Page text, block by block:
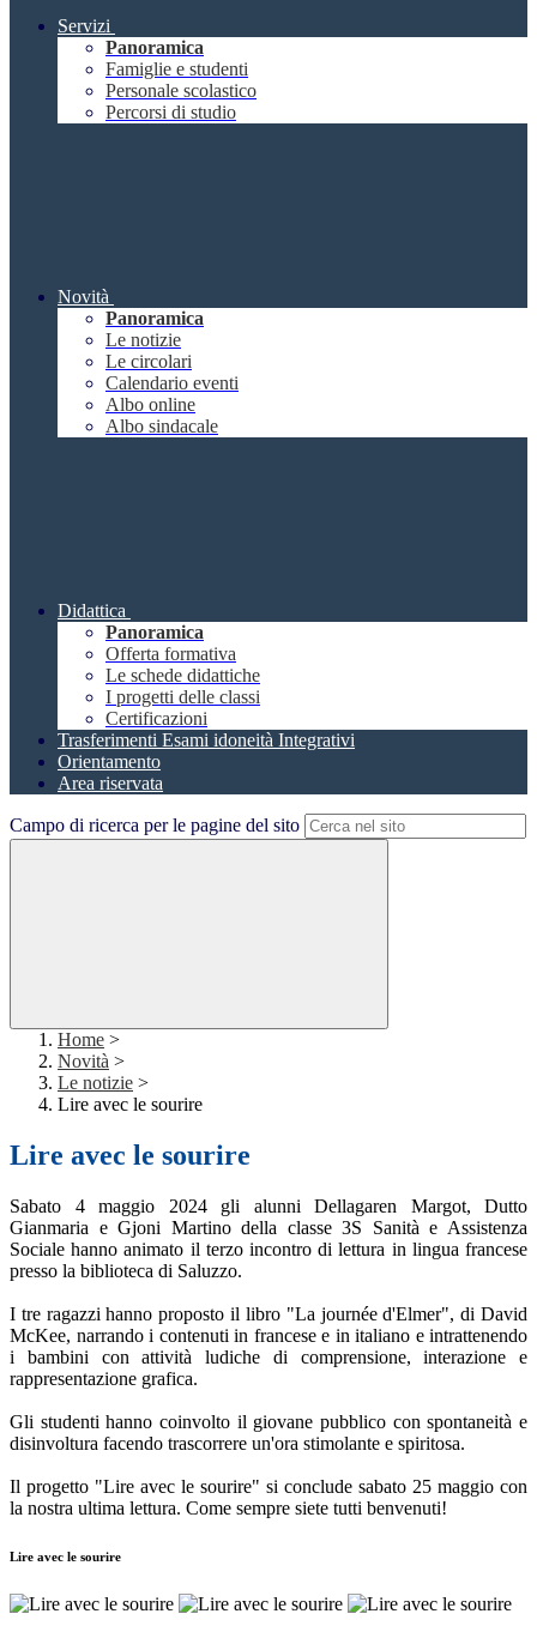
Servizi
Panoramica
Famiglie e studenti
Personale scolastico
Percorsi di studio
Novità
Panoramica
Le notizie
Le circolari
Calendario eventi
Albo online
Albo sindacale
Didattica
Panoramica
Offerta formativa
Le schede didattiche
I progetti delle classi
Certificazioni
Trasferimenti Esami idoneità Integrativi
Orientamento
Area riservata
Campo di ricerca per le pagine del sito
Home >
Novità >
Le notizie >
Lire avec le sourire
Lire avec le sourire
Sabato 4 maggio 2024 gli alunni Dellagaren Margot, Dutto
Gianmaria e Gjoni Martino della classe 3S Sanità e Assistenza
Sociale hanno animato il terzo incontro di lettura in lingua francese
presso la biblioteca di Saluzzo.
I tre ragazzi hanno proposto il libro "La journée d'Elmer", di David
McKee, narrando i contenuti in francese e in italiano e intrattenendo
i bambini con attività ludiche di comprensione, interazione e
rappresentazione grafica.
Gli studenti hanno coinvolto il giovane pubblico con spontaneità e
disinvoltura facendo trascorrere un'ora stimolante e spiritosa.
Il progetto "Lire avec le sourire" si conclude sabato 25 maggio con
la nostra ultima lettura. Come sempre siete tutti benvenuti!
Lire avec le sourire